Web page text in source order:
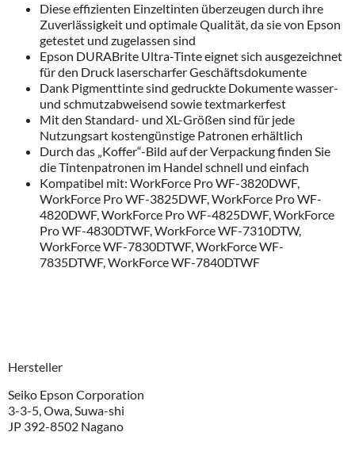
Diese effizienten Einzeltinten überzeugen durch ihre
Zuverlässigkeit und optimale Qualität, da sie von Epson
getestet und zugelassen sind
Epson DURABrite Ultra-Tinte eignet sich ausgezeichnet
für den Druck laserscharfer Geschäftsdokumente
Dank Pigmenttinte sind gedruckte Dokumente wasser-
und schmutzabweisend sowie textmarkerfest
Mit den Standard- und XL-Größen sind für jede
Nutzungsart kostengünstige Patronen erhältlich
Durch das „Koffer“-Bild auf der Verpackung finden Sie
die Tintenpatronen im Handel schnell und einfach
Kompatibel mit: WorkForce Pro WF-3820DWF,
WorkForce Pro WF-3825DWF, WorkForce Pro WF-
4820DWF, WorkForce Pro WF-4825DWF, WorkForce
Pro WF-4830DTWF, WorkForce WF-7310DTW,
WorkForce WF-7830DTWF, WorkForce WF-
7835DTWF, WorkForce WF-7840DTWF
Hersteller
Seiko Epson Corporation
3-3-5, Owa, Suwa-shi
JP 392-8502 Nagano